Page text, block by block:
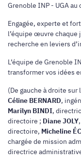
Grenoble INP - UGA
Engagée, experte et
l’équipe œuvre
recherche en leviers
L’équipe de Grenoble
transformer vos idées
(De gauche à droite sur
Céline BERNARD,
Marilyn BINDI,
directoire ; Diane JOLY
directoire, Micheline
chargée de mission
directrice